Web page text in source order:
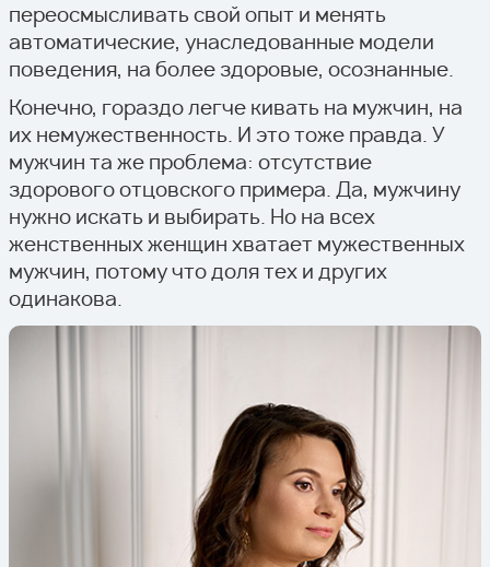
переосмысливать свой опыт и менять
автоматические, унаследованные модели
поведения, на более здоровые, осознанные.
Конечно, гораздо легче кивать на мужчин, на
их немужественность. И это тоже правда. У
мужчин та же проблема: отсутствие
здорового отцовского примера. Да, мужчину
нужно искать и выбирать. Но на всех
женственных женщин хватает мужественных
мужчин, потому что доля тех и других
одинакова.